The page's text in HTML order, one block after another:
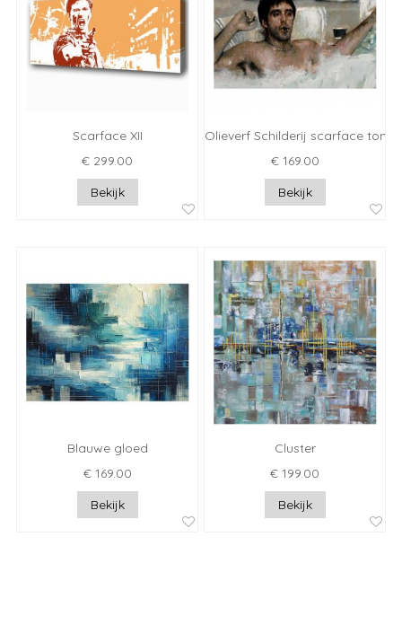
Scarface XII
€ 299.00
Bekijk
Olieverf Schilderij scarface tony
€ 169.00
Bekijk
Blauwe gloed
€ 169.00
Bekijk
Cluster
€ 199.00
Bekijk